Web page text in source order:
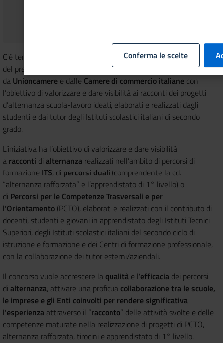
C'è tempo fino al 18 ottobre 2021 per partecipare alla 4ª edizione
del premio
, iniziativa promossa
da Unioncamere e dalle Camere di commercio italiane con
l’obiettivo di valorizzare e dare visibilità ai racconti dei progetti
d’alternanza scuola-lavoro ideati, elaborati e realizzati dagli
studenti e dai tutor degli Istituti scolastici italiani di secondo
grado.
L’iniziativa ha l’obiettivo di valorizzare e dare visibilità
a racconti di alternanza realizzati nell’ambito di percorsi di
formazione ITS, di percorsi duali (comprendente la cd.
“alternanza rafforzata” e l’apprendistato di 1° livello) o
di Percorsi per le Competenze Trasversali e per
l’Orientamento (PCTO), elaborati e realizzati con il contributo di
docenti, studenti e giovani in apprendistato degli Istituti Tecnici
Superiori, degli Istituti scolastici italiani del secondo ciclo di
istruzione e formazione e dei Centri di formazione professionale,
con la collaborazione dei tutor esterni/aziendali.
Il concorso vuole accrescere la qualità e l'efficacia dei percorsi
di alternanza, attivare una proficua collaborazione tra le scuole,
le imprese e gli Enti coinvolti per rendere significativa
l’esperienza attraverso il “racconto” delle attività svolte e delle
competenze maturate nella realizzazione di progetti di PCTO,
alternanza rafforzata, tirocini e apprendistato di 1° livello.
Conferma le scelte